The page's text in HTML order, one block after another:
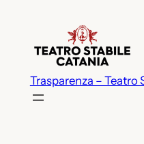
contenuto
Trasparenza – Teatro